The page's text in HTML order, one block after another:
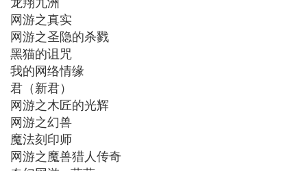
网游之真实
网游之圣隐的杀戮
黑猫的诅咒
我的网络情缘
君（新君）
网游之木匠的光辉
网游之幻兽
魔法刻印师
网游之魔兽猎人传奇